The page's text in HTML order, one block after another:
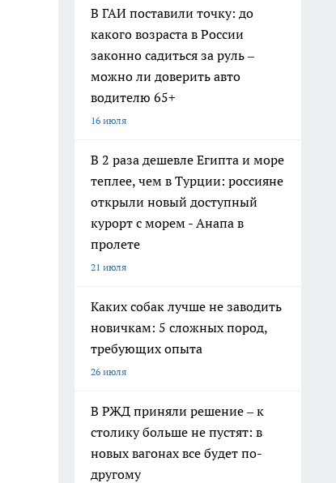
В ГАИ поставили точку: до
какого возраста в России
законно садиться за руль –
можно ли доверить авто
водителю 65+
16 июля
В 2 раза дешевле Египта и море
теплее, чем в Турции: россияне
открыли новый доступный
курорт с морем - Анапа в
пролете
21 июля
Каких собак лучше не заводить
новичкам: 5 сложных пород,
требующих опыта
26 июля
В РЖД приняли решение – к
столику больше не пустят: в
новых вагонах все будет по-
другому